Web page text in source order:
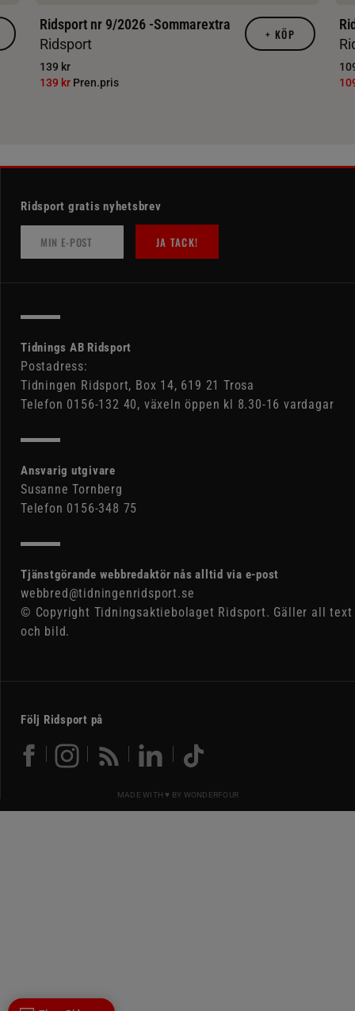
Ridsport nr 9/2026 -Sommarextra
Ridsport
139 kr
139 kr Pren.pris
+ KÖP
Ridsport gratis nyhetsbrev
JA TACK!
Tidnings AB Ridsport
Postadress:
Tidningen Ridsport, Box 14, 619 21 Trosa
Telefon 0156-132 40, växeln öppen kl 8.30-16 vardagar
Ansvarig utgivare
Susanne Tornberg
Telefon 0156-348 75
Tjänstgörande webbredaktör nås alltid via e-post
webbred@tidningenridsport.se
© Copyright Tidningsaktiebolaget Ridsport. Gäller all text
och bild.
Följ Ridsport på
MADE WITH ♥ BY WONDERFOUR